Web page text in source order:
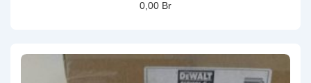
0,00 Br